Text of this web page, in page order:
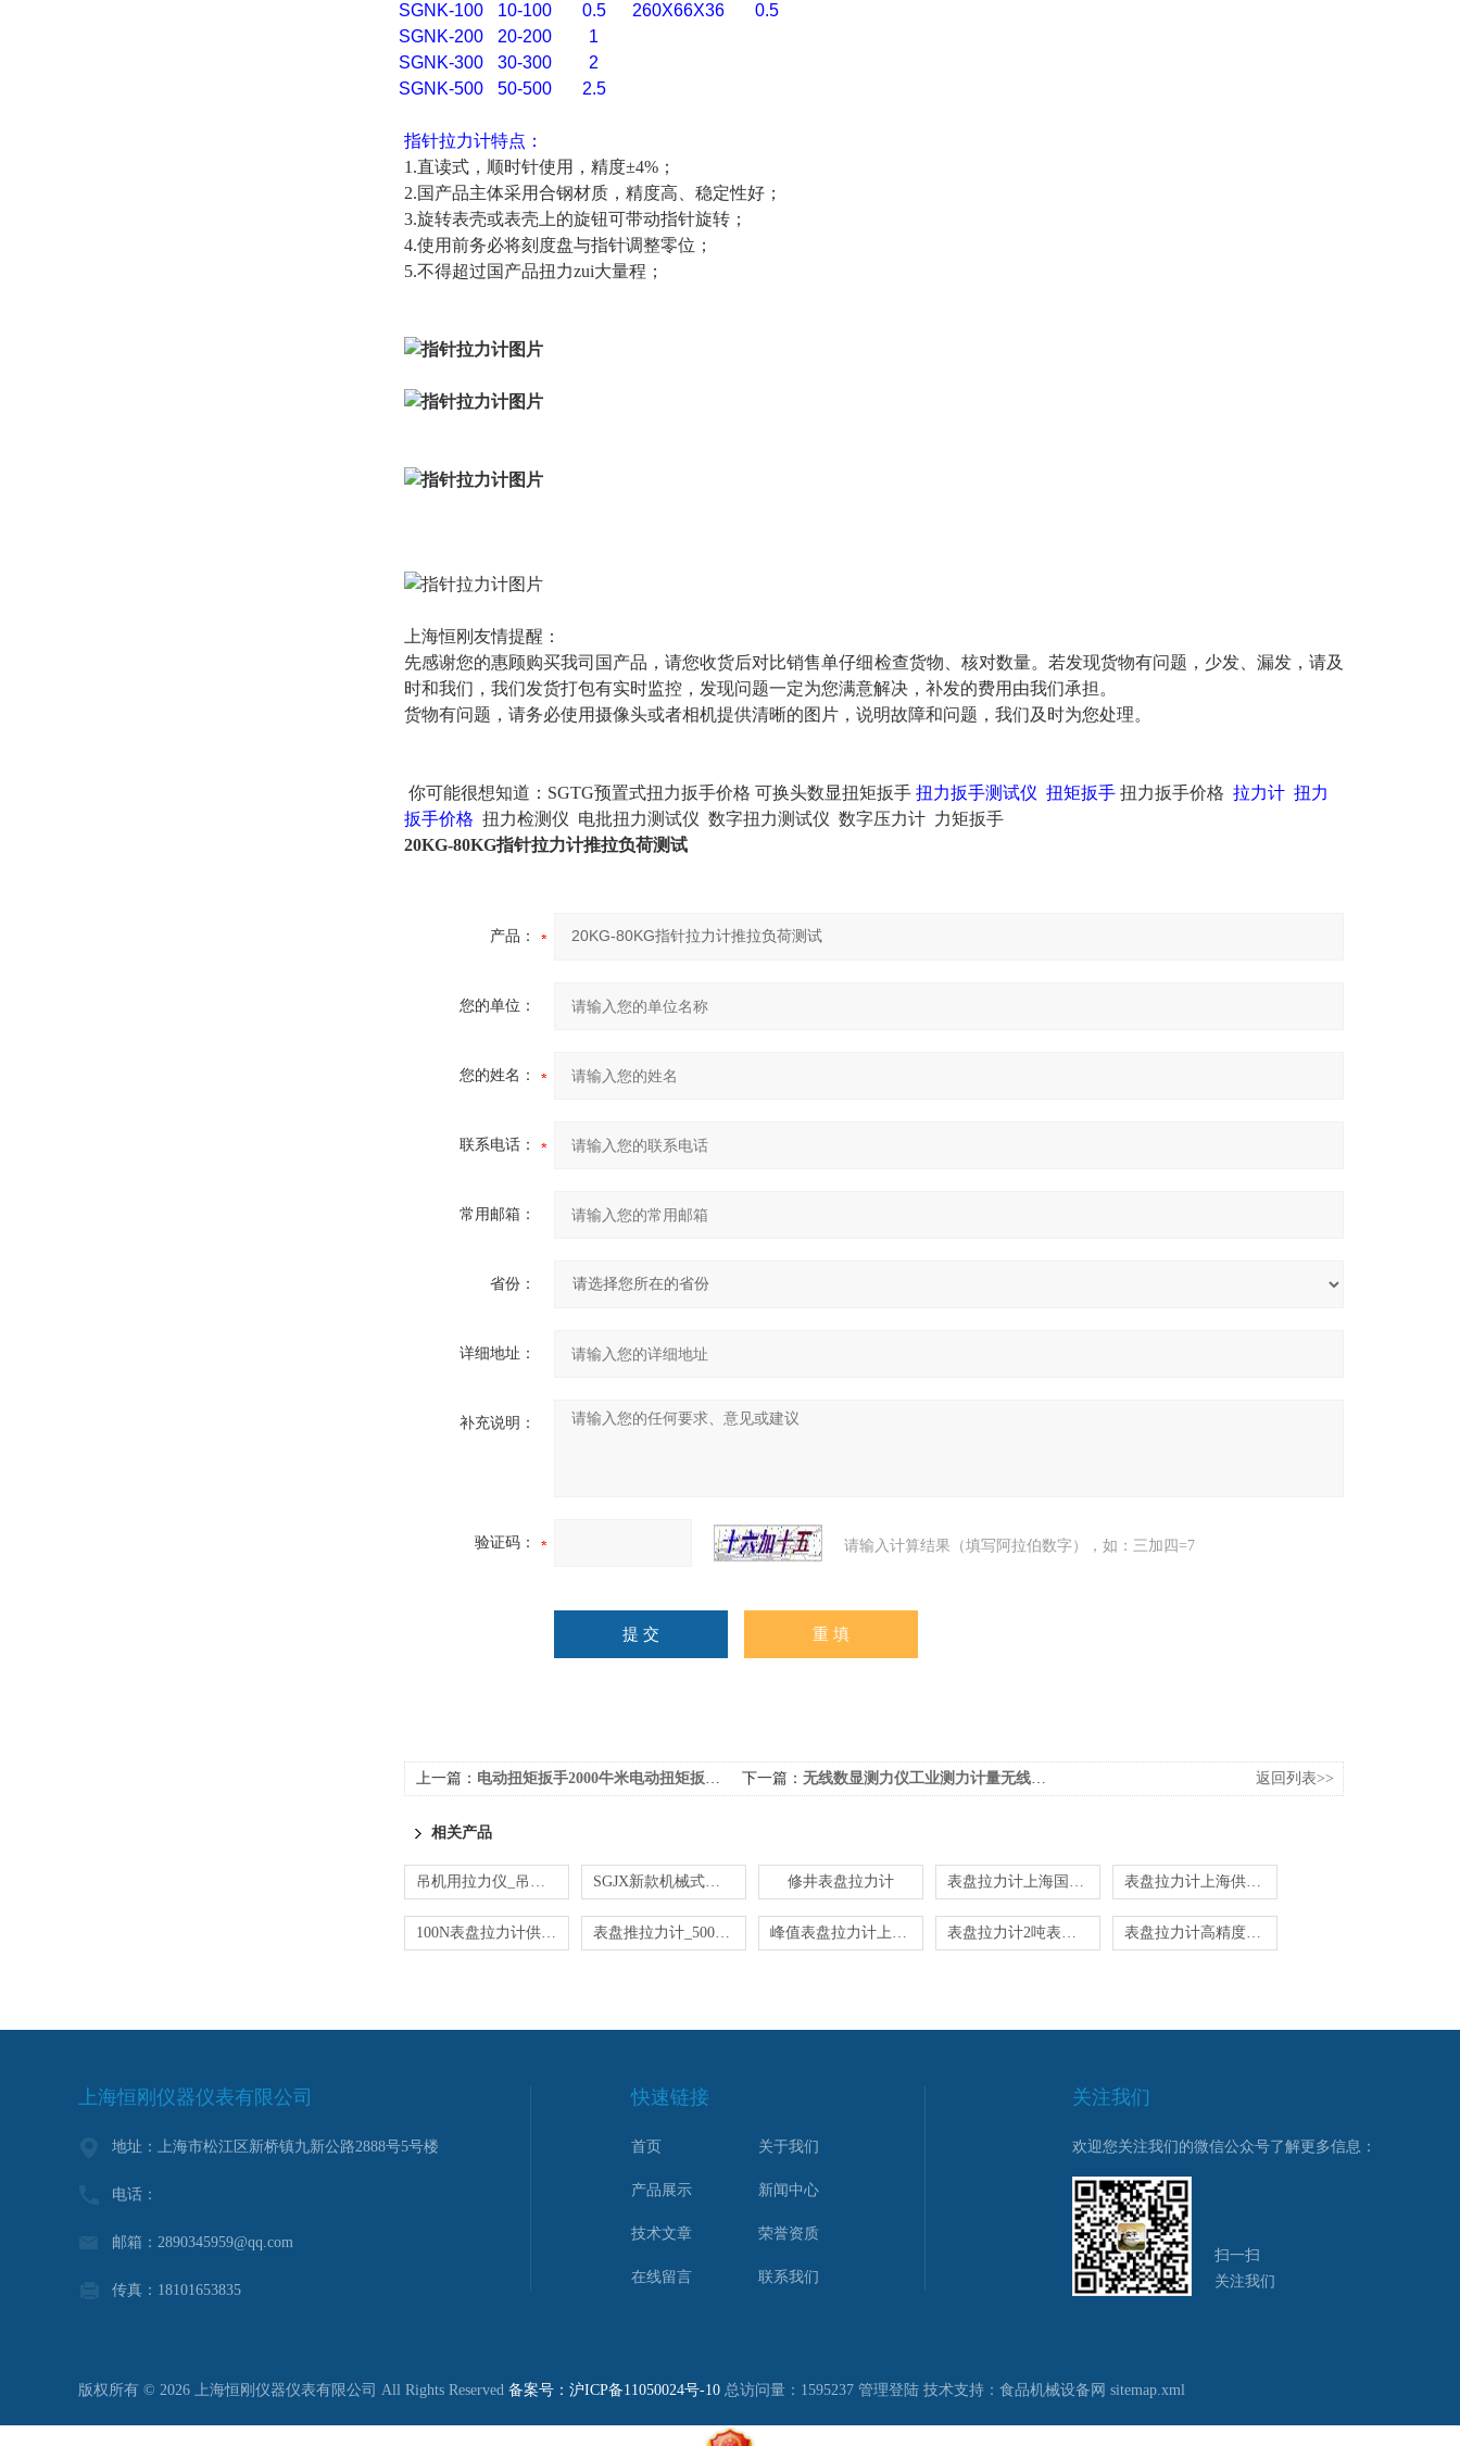
260X66X36 0.5
SGNK-100
10-100
0.5
SGNK-200
20-200
1
SGNK-300
30-300
2
SGNK-500
50-500 2.5
指针拉力计特点：
1.直读式，顺时针使用，精度±4%；
2.国产品主体采用合钢材质，精度高、稳定性好；
3.旋转表壳或表壳上的旋钮可带动指针旋转；
4.使用前务必将刻度盘与指针调整零位；
5.不得超过国产品扭力zui大量程；
上海恒刚友情提醒：
先感谢您的惠顾购买我司国产品，请您收货后对比销售单仔细检查货物、核对数量。若发现货物有问题，少发、漏发，请及
时和我们，我们发货打包有实时监控，发现问题一定为您满意解决，补发的费用由我们承担。
货物有问题，请务必使用摄像头或者相机提供清晰的图片，说明故障和问题，我们及时为您处理。
你可能很想知道： SGTG预置式扭力扳手价格 可换头数显扭矩扳手 扭力扳手测试仪 扭矩扳手 扭力扳手价格 拉力计 扭力
扳手价格 扭力检测仪 电批扭力测试仪 数字扭力测试仪 数字压力计 力矩扳手
20KG-80KG指针拉力计推拉负荷测试
产品：
您的单位：
您的姓名：
联系电话：
常用邮箱：
省份：
详细地址：
补充说明：
验证码： 请输入计算结果（填写阿拉伯数字），如：三加四=7
上一篇： 电动扭矩扳手2000牛米电动扭矩扳手何处购 下一篇： 无线数显测力仪工业测力计量无线数显测力仪0-1200Kn 返回列表>>
相关产品
吊机用拉力仪_吊机的机械拉力测力仪 SGJX新款机械式拉力表 多量程可选 修井表盘拉力计 表盘拉力计上海国产的 表盘拉力计上海供应商
100N表盘拉力计供应商 表盘推拉力计_500N表盘式测力计价格 峰值表盘拉力计上海厂家 表盘拉力计2吨表盘拉力计价格 表盘拉力计高精度表盘拉力计
上海恒刚仪器仪表有限公司
地址：上海市松江区新桥镇九新公路2888号5号楼
电话：
邮箱：2890345959@qq.com
传真：18101653835
快速链接
首页 关于我们
产品展示 新闻中心
技术文章 荣誉资质
在线留言 联系我们
关注我们
欢迎您关注我们的微信公众号了解更多信息：
扫一扫
关注我们
版权所有 © 2026 上海恒刚仪器仪表有限公司 All Rights Reserved 备案号：沪ICP备11050024号-10 总访问量：1595237 管理登陆 技术支持： 食品机械设备网 sitemap.xml